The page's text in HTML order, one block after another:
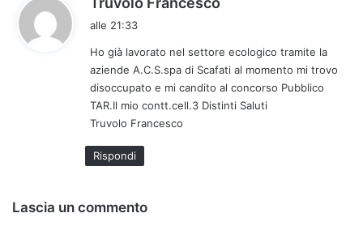
e
t
t
o
alle 21:33
Ho già lavorato nel settore ecologico tramite la
aziende A.C.S.spa di Scafati al momento mi trovo
disoccupato e mi candito al concorso Pubblico
TAR.Il mio contt.cell.3 Distinti Saluti
Truvolo Francesco
Rispondi
Lascia un commento